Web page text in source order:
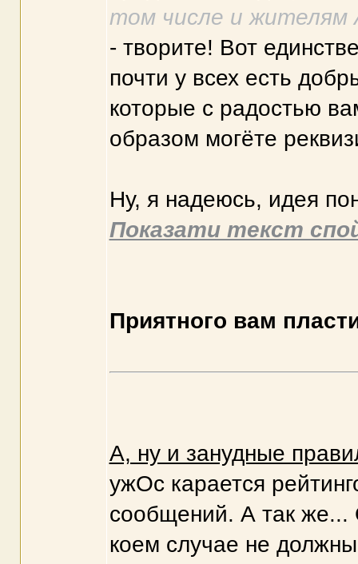
том числе и жителям
- творите! Вот
почти у всех есть
которые с радостью
образом могёте
Ну, я надеюсь, идея
Показати текст
Приятного вам
А, ну и занудные
ужОс карается
сообщений. А так же...
коем случае не